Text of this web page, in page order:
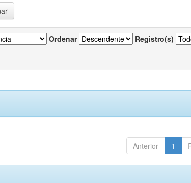
Ordenar Registro(s)
Anterior 1